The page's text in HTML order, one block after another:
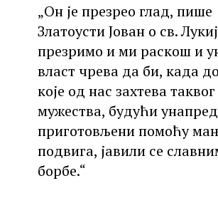
„Он је презрео глад, пише
Златоусти Јован о св.
презримо и ми раскош и
власт чрева да би, када
које од нас захтева таквог
мужества, будући унапред
приготовљени помоћу
подвига, јавили се
борбе.“